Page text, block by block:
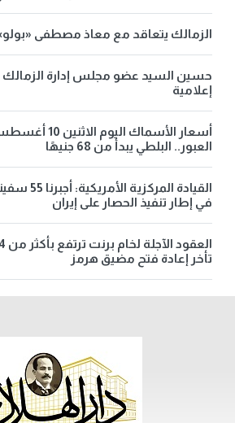
الزمالك يتعاقد مع معاذ مصطفى «بولو»
حسين السيد عضو مجلس إدارة الزمالك
إعلامية
العبور.. البلطي يبدأ من 68 جنيهًا
القيادة
في إطار تنفيذ الحصار على إيران
تأخر إعادة فتح مضيق هرمز